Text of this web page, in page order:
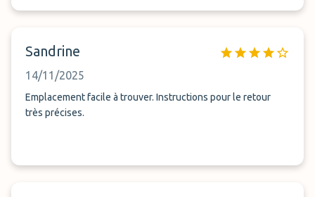
Sandrine
14/11/2025
Emplacement facile à trouver. Instructions pour le retour
très précises.